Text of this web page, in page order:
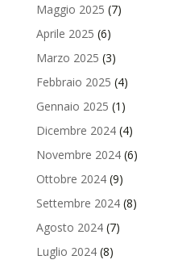
Maggio 2025 (7)
Aprile 2025 (6)
Marzo 2025 (3)
Febbraio 2025 (4)
Gennaio 2025 (1)
Dicembre 2024(4)
Novembre 2024(6)
Ottobre 2024(9)
Settembre 2024(8)
Agosto 2024(7)
Luglio 2024(8)